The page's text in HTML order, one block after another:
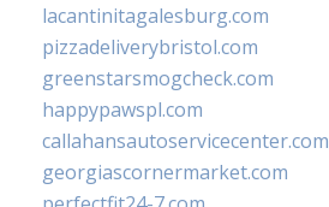
lacantinitagalesburg.com
pizzadeliverybristol.com
greenstarsmogcheck.com
happypawspl.com
callahansautoservicecenter.com
georgiascornermarket.com